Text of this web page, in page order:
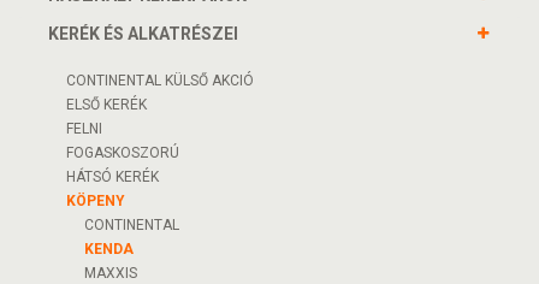
KERÉK ÉS ALKATRÉSZEI
CONTINENTAL KÜLSŐ AKCIÓ
ELSŐ KERÉK
FELNI
FOGASKOSZORÚ
HÁTSÓ KERÉK
KÖPENY
CONTINENTAL
KENDA
MAXXIS